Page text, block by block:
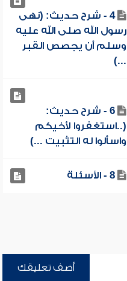
4 - شرح حديث: (نهى
رسول الله صلى الله عليه
وسلم أن يجصص القبر
...)
6 - شرح حديث:
(..استغفروا لأخيكم
واسألوا له التثبيت ...)
8 - الأسئلة
أضف تعليقك